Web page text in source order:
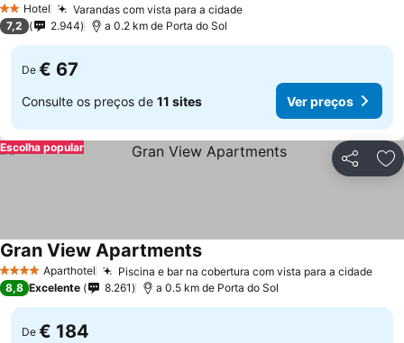
2 Estrelas
Hotel Varandas com vista para a cidade
7,2 2.944 a 0.2 km de Porta do Sol
De € 67
Consulte os preços de 11 sites Ver preços
Partilhar
Escolha popular
4 EstrelasAparthotel Piscina e bar na cobertura com vista para a cidade
Gran View Apartments
8,8 Excelente 8.261 a 0.5 km de Porta do Sol
De € 184